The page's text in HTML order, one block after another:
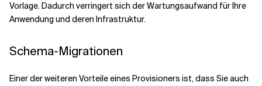
Vorlage. Dadurch verringert sich der Wartungsaufwand für Ihre
Anwendung und deren Infrastruktur.
Schema-Migrationen
Einer der weiteren Vorteile eines Provisioners ist, dass Sie auch